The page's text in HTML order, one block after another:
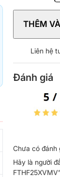
số
THÊM
Liên hệ
Đánh giá
Chưa có đánh
Hãy là người